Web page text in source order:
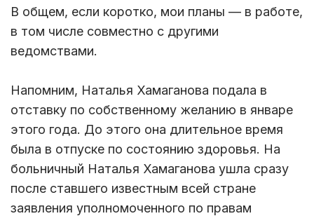
В общем, если коротко, мои планы — в работе,
в том числе совместно с другими
ведомствами.
Напомним, Наталья Хамаганова подала в
отставку по собственному желанию в январе
этого года. До этого она длительное время
была в отпуске по состоянию здоровья. На
больничный Наталья Хамаганова ушла сразу
после ставшего известным всей стране
заявления уполномоченного по правам